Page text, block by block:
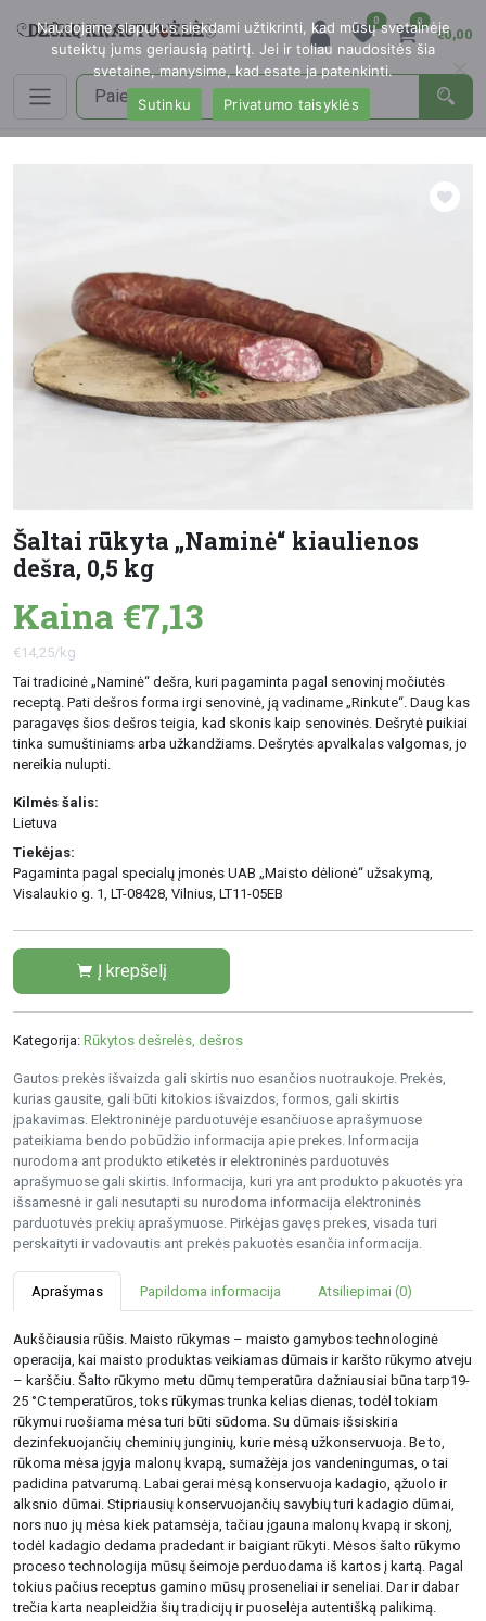
0 0
€0,00
Šaltai rūkyta „Naminė“ kiaulienos
dešra, 0,5 kg
Kaina €7,13
€14,25/kg
Tai tradicinė „Naminė“ dešra, kuri pagaminta pagal senovinį močiutės
receptą. Pati dešros forma irgi senovinė, ją vadiname „Rinkute“. Daug kas
paragavęs šios dešros teigia, kad skonis kaip senovinės. Dešrytė puikiai
tinka sumuštiniams arba užkandžiams. Dešrytės apvalkalas valgomas, jo
nereikia nulupti.
Kilmės šalis:
Lietuva
Tiekėjas:
Pagaminta pagal specialų įmonės UAB „Maisto dėlionė“ užsakymą,
Visalaukio g. 1, LT-08428, Vilnius, LT11-05EB
Į krepšelį
Kategorija: Rūkytos dešrelės, dešros
Gautos prekės išvaizda gali skirtis nuo esančios nuotraukoje. Prekės,
kurias gausite, gali būti kitokios išvaizdos, formos, gali skirtis
įpakavimas. Elektroninėje parduotuvėje esančiuose aprašymuose
pateikiama bendo pobūdžio informacija apie prekes. Informacija
nurodoma ant produkto etiketės ir elektroninės parduotuvės
aprašymuose gali skirtis. Informacija, kuri yra ant produkto pakuotės yra
išsamesnė ir gali nesutapti su nurodoma informacija elektroninės
parduotuvės prekių aprašymuose. Pirkėjas gavęs prekes, visada turi
perskaityti ir vadovautis ant prekės pakuotės esančia informacija.
Aprašymas Papildoma informacija Atsiliepimai (0)
Aukščiausia rūšis. Maisto rūkymas – maisto gamybos technologinė
operacija, kai maisto produktas veikiamas dūmais ir karšto rūkymo atveju
– karščiu. Šalto rūkymo metu dūmų temperatūra dažniausiai būna tarp19-
25 °C temperatūros, toks rūkymas trunka kelias dienas, todėl tokiam
rūkymui ruošiama mėsa turi būti sūdoma. Su dūmais išsiskiria
dezinfekuojančių cheminių junginių, kurie mėsą užkonservuoja. Be to,
rūkoma mėsa įgyja malonų kvapą, sumažėja jos vandeningumas, o tai
padidina patvarumą. Labai gerai mėsą konservuoja kadagio, ąžuolo ir
alksnio dūmai. Stipriausių konservuojančių savybių turi kadagio dūmai,
nors nuo jų mėsa kiek patamsėja, tačiau įgauna malonų kvapą ir skonį,
todėl kadagio dedama pradedant ir baigiant rūkyti. Mėsos šalto rūkymo
proceso technologija mūsų šeimoje perduodama iš kartos į kartą. Pagal
tokius pačius receptus gamino mūsų proseneliai ir seneliai. Dar ir dabar
trečia karta neapleidžia šių tradicijų ir puoselėja autentišką palikimą.
Naudojame slapukus siekdami užtikrinti, kad mūsų svetainėje
suteiktų jums geriausią patirtį. Jei ir toliau naudositės šia
svetaine, manysime, kad esate ja patenkinti.
Sutinku
Privatumo taisyklės